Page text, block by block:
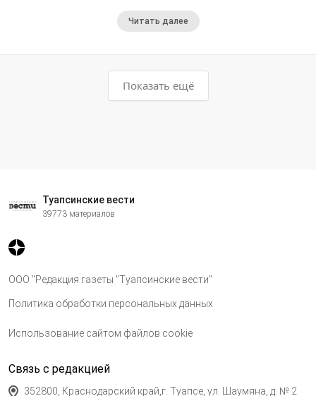
Читать далее
Показать ещё
Туапсинские вести
39773 материалов
ООО "Редакция газеты "Туапсинские вести"
Политика обработки персональных данных
Использование сайтом файлов cookie
Связь с редакцией
352800, Краснодарский край,г. Туапсе, ул. Шаумяна, д. № 2